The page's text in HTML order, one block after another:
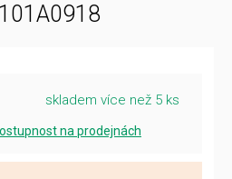
skladem více než 5 ks
na prodejnách